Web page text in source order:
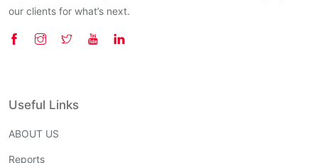
our clients for what’s next.
Useful Links
ABOUT US
Reports